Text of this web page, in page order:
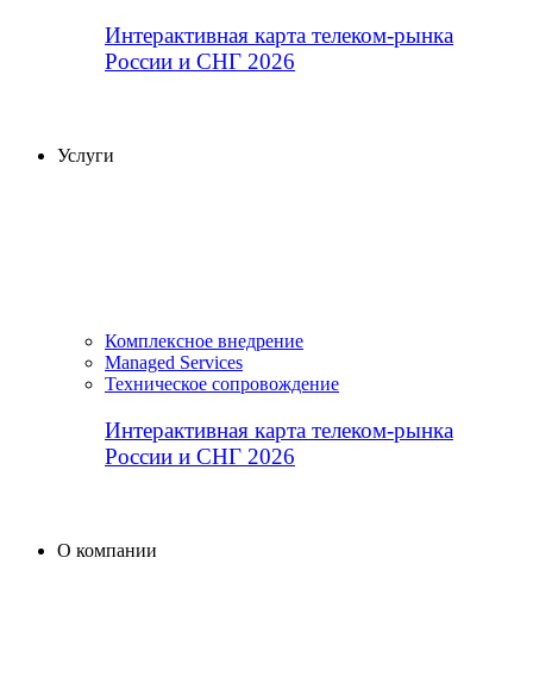
Интерактивная карта телеком-рынка
России и СНГ 2026
Услуги
Комплексное внедрение
Managed Services
Техническое сопровождение
Интерактивная карта телеком-рынка
России и СНГ 2026
О компании